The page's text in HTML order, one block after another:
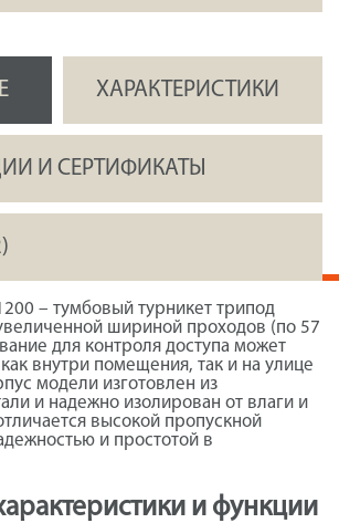
ХАРАКТЕРИСТИКИ
И СЕРТИФИКАТЫ
– тумбовый турникет трипод
шириной проходов (по 57
для контроля доступа может
как внутри помещения, так и на улице
модели изготовлен из
и надежно изолирован от влаги и
высокой пропускной
и простотой в
и функции